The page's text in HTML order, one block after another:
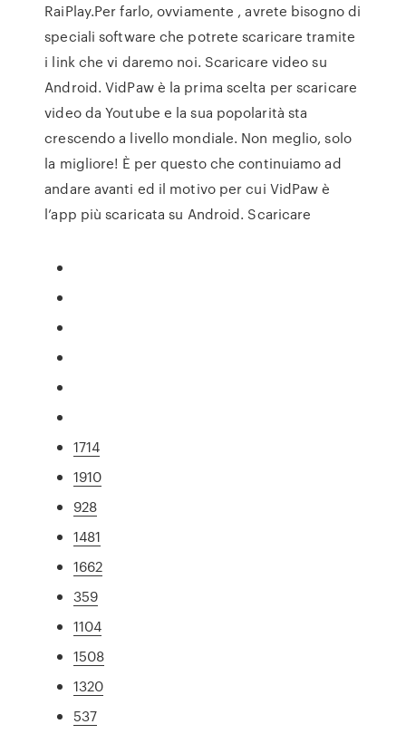
RaiPlay.Per farlo, ovviamente , avrete bisogno di
speciali software che potrete scaricare tramite
i link che vi daremo noi. Scaricare video su
Android. VidPaw è la prima scelta per scaricare
video da Youtube e la sua popolarità sta
crescendo a livello mondiale. Non meglio, solo
la migliore! È per questo che continuiamo ad
andare avanti ed il motivo per cui VidPaw è
l’app più scaricata su Android. Scaricare
1714
1910
928
1481
1662
359
1104
1508
1320
537